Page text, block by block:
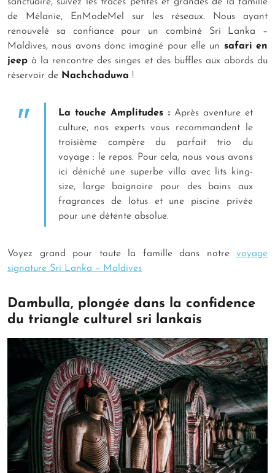
de Mélanie, EnModeMel sur les réseaux. Nous ayant
renouvelé sa confiance pour un combiné Sri Lanka –
Maldives, nous avons donc imaginé pour elle un safari en
jeep à la rencontre des singes et des buffles aux abords du
réservoir de Nachchaduwa !
La touche Amplitudes :Après aventure et
culture, nos experts vous recommandent le
troisième compère du parfait trio du
voyage : le repos. Pour cela, nous vous avons
ici déniché une superbe villa avec lits king-
size, large baignoire pour des bains aux
fragrances de lotus et une piscine privée
pour une détente absolue.
Voyez grand pour toute la famille dans notre voyage
signature Sri Lanka – Maldives
Dambulla, plongée dans la confidence
du triangle culturel sri lankais